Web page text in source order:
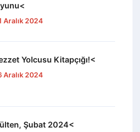
Aralık 2024
Yolcusu Kitapçığı!<
Aralık 2024
Şubat 2024<